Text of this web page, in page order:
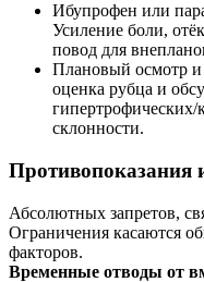
Ибупрофен или
Усиление боли,
повод для
Плановый осмотр и
оценка рубца и
склонности.
Противопоказания
Абсолютных запретов,
Ограничения касаются
факторов.
Временные отводы от